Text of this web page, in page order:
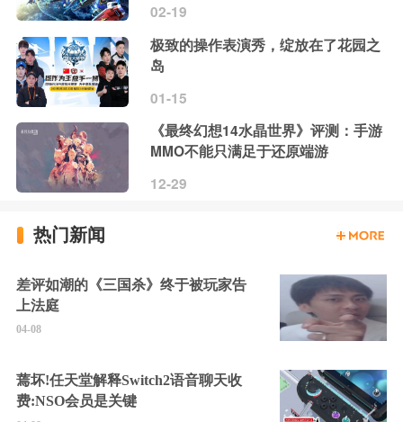
02-19
极致的操作表演秀，绽放在了花园之
岛
01-15
《最终幻想14水晶世界》评测：手游
MMO不能只满足于还原端游
12-29
热门新闻
差评如潮的《三国杀》终于被玩家告
上法庭
04-08
蔫坏!任天堂解释Switch2语音聊天收
费:NSO会员是关键